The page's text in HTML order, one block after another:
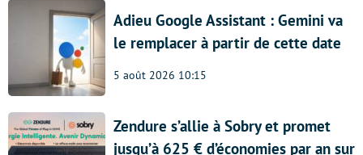
Adieu Google Assistant : Gemini va
le remplacer à partir de cette date
5 août 2026 10:15
Zendure s’allie à Sobry et promet
jusqu’à 625 € d’économies par an sur